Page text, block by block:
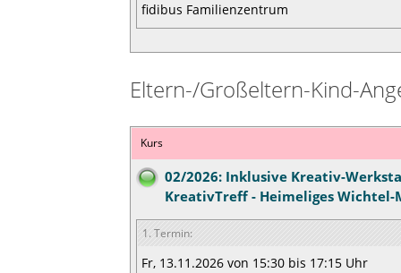
fidibus Familienzentrum
Eltern-/Großeltern-Kind-
Kurs
02/2026: Inklusive Kreativ-
KreativTreff - Heimeliges Wichtel-
1. Termin:
Fr, 13.11.2026 von 15:30 bis 17:15 Uhr